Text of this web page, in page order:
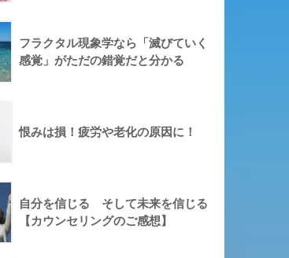
フラクタル現象学なら「滅びていく
感覚」がただの錯覚だと分かる
恨みは損！疲労や老化の原因に！
自分を信じる そして未来を信じる
【カウンセリングのご感想】